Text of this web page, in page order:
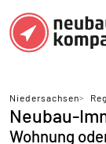
Niedersachsen>
Neubau-
Wohnung